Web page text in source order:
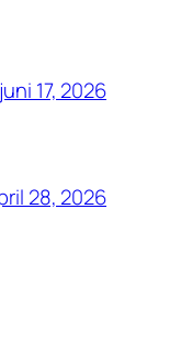
juni 17, 2026
28, 2026